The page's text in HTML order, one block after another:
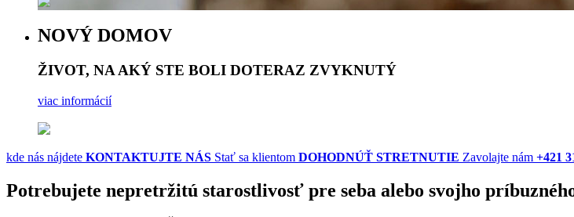
NOVÝ DOMOV
ŽIVOT, NA AKÝ STE BOLI DOTERAZ ZVYKNUTÝ
viac informácií
kde nás nájdete KONTAKTUJTE NÁS Stať sa klientom DOHODNÚŤ STRETNUTIE Zavolajte nám +421
Potrebujete nepretržitú starostlivosť pre seba alebo svojho